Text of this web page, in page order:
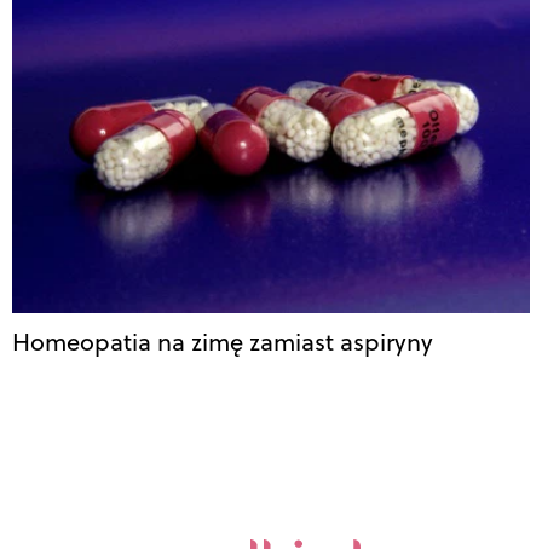
Homeopatia na zimę zamiast aspiryny